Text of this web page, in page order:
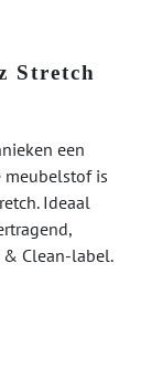
Stretch
een
meubelstof is
Ideaal
& Clean-label.